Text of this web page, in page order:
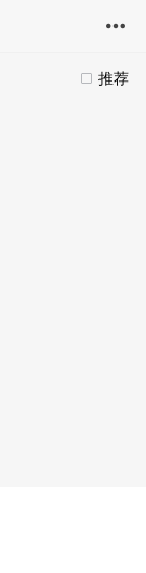
推荐